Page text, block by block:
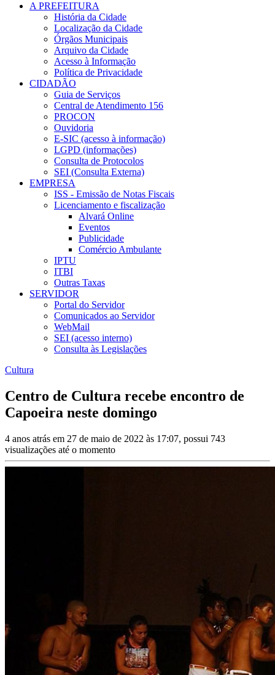
A PREFEITURA
História da Cidade
Localização da Cidade
Órgãos Municipais
Arquivo da Cidade
Acesso à Informação
Política de Privacidade
CIDADÃO
Guia de Serviços
Central de Atendimento 156
PROCON
Ouvidoria
E-SIC (acesso à informação)
LGPD (informações)
Consulta de Protocolos
SEI (Consulta Externa)
EMPRESA
ISS - Emissão de Notas Fiscais
Licenciamento e fiscalização
Alvará Online
Eventos
Publicidade
Comércio Ambulante
IPTU
ITBI
Outras Taxas
SERVIDOR
Portal do Servidor
Comunicados ao Servidor
WebMail
SEI (acesso interno)
Consulta às Legislações
Cultura
Centro de Cultura recebe encontro de
Capoeira neste domingo
4 anos atrás em 27 de maio de 2022 às 17:07, possui 743
visualizações até o momento